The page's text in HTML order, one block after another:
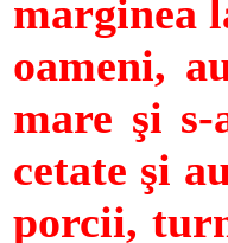
marginea
oameni,
mare şi
cetate şi
porcii,